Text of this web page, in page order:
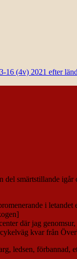
16 (4v) 2021 efter
smärtstillande igår
i
där jag
kvar från
ledsen, förbannad,